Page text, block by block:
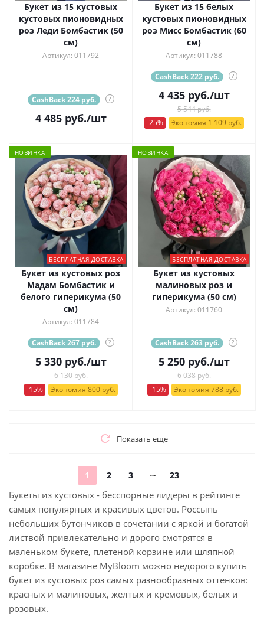
Букет из 15 кустовых
кустовых пионовидных
роз Леди Бомбастик (50
см)
Артикул: 011792
CashBack 224 руб. ?
4 485руб./шт
Букет из 15 белых
кустовых пионовидных
роз Мисс Бомбастик (60
см)
Артикул: 011788
CashBack 222 руб. ?
4 435руб./шт
5 544 руб.
-25%
Экономия 1 109 руб.
НОВИНКА
БЕСПЛАТНАЯ ДОСТАВКА
Букет из кустовых роз
Мадам Бомбастик и
белого гиперикума (50
см)
Артикул: 011784
CashBack 267 руб. ?
5 330руб./шт
6 130 руб.
-15%
Экономия 800 руб.
НОВИНКА
БЕСПЛАТНАЯ ДОСТАВКА
Букет из кустовых
малиновых роз и
гиперикума (50 см)
Артикул: 011760
CashBack 263 руб. ?
5 250руб./шт
6 038 руб.
-15%
Экономия 788 руб.
Показать еще
1 2 3 23
Букеты из кустовых - бесспорные лидеры в рейтинге
самых популярных и красивых цветов. Россыпь
небольших бутончиков в сочетании с яркой и богатой
листвой привлекательно и дорого смотрятся в
маленьком букете, плетеной корзине или шляпной
коробке. В магазине MyBloom можно недорого купить
букет из кустовых роз самых разнообразных оттенков:
красных и малиновых, желтых и кремовых, белых и
розовых.